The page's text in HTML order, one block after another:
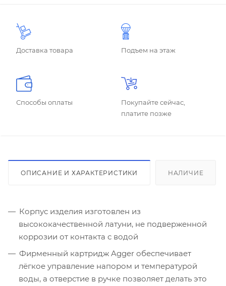
Доставка товара Подъем на этаж
Способы оплаты
Покупайте сейчас,
платите позже
ОПИСАНИЕ И ХАРАКТЕРИСТИКИ НАЛИЧИЕ
Корпус изделия изготовлен из
высококачественной латуни, не подверженной
коррозии от контакта с водой
Фирменный картридж Agger обеспечивает
лёгкое управление напором и температурой
воды, а отверстие в ручке позволяет делать это